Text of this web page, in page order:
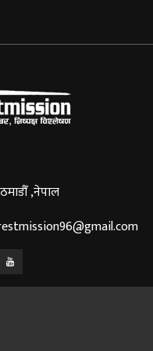
,नेपाल